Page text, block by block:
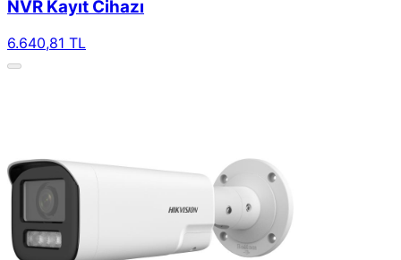
NVR Kayıt Cihazı
6.640,81 TL